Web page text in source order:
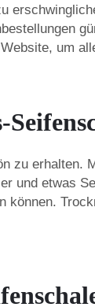
um
zu erhalten.
und etwas